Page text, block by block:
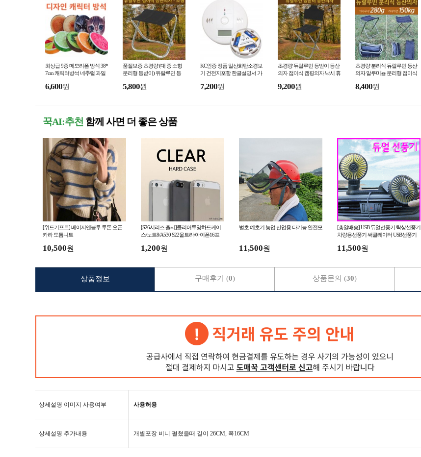
최상급 9종 메모리폼 방석 38*
7cm 캐릭터방석 네추럴 과일
은품 이불 재현산업
6,600원
품질보증 초경량 (대 중 소형
분리형 등받이) 듀랄루민 등
캠핑 낚시 재현산업
5,800원
KC인증 정품 일산화탄소경보
기 건전지포함 한글설명서 가
텔 팬션 숙박업소
7,200원
초경량 듀랄루민 등받이 등산
의자 접이식 캠핑의자 낚시 휴
업
9,200원
초경량 분리식 듀랄루민 등산
의자 알루미늄 분리형 접이식
물 재현산업
8,400원
꾹AI:추천 함께 사면 더 좋은 상품
[위드기프트] 베이지앤블루 투톤 오픈
카라 도톰니트
10,500원
[S26시리즈 출시]클리어투명하드케이
스/노트8/A530 S22울트라/아이폰16프
1,200원
벌초 예초기 농업 산업용 다기능 안전모
11,500원
[총알배송] USB 듀얼선풍기 탁상선풍기
차량용선풍기 써큘레이터 USB선풍기
11,500원
상세설명 이미지 사용여부 사용허용
상세설명 추가내용 개별포장 비니 펼쳤을때 길이 26CM, 폭16CM
상품정보 구매후기 (0) 상품문의 (30)